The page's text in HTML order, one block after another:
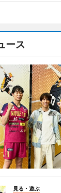
ース
見る・遊ぶ